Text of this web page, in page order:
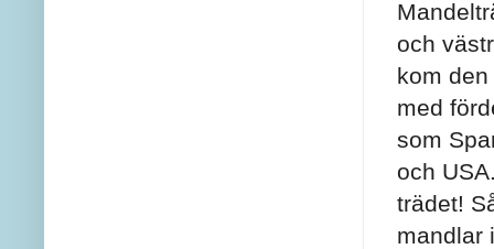
och
kom
med
som
och
trädet!
mandlar